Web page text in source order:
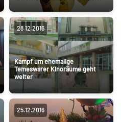
28.12.2016
Kampf um ehemalige
Temeswarer Kinoräume geht
weiter
25.12.2016